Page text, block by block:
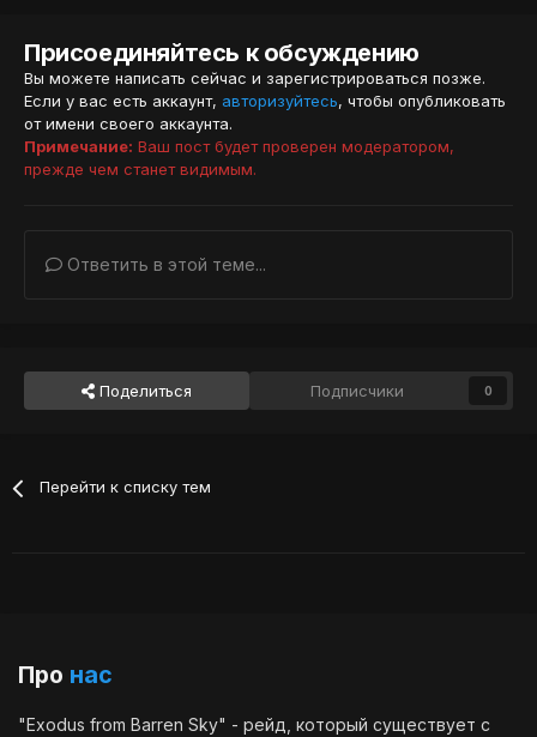
Присоединяйтесь к обсуждению
Вы можете написать сейчас и зарегистрироваться позже.
Если у вас есть аккаунт, авторизуйтесь, чтобы опубликовать
от имени своего аккаунта.
Примечание: Ваш пост будет проверен модератором,
прежде чем станет видимым.
Ответить в этой теме...
Поделиться Подписчики 0
Перейти к списку тем
Про нас
"Exodus from Barren Sky" - рейд, который существует с